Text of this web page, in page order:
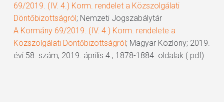
69/2019. (IV. 4.) Korm. rendelet a Közszolgálati
Döntőbizottságról; Nemzeti Jogszabálytár
A Kormány 69/2019. (IV. 4.) Korm. rendelete a
Közszolgálati Döntőbizottságról; Magyar Közlöny; 2019.
évi 58. szám; 2019. április 4.; 1878-1884. oldalak (.pdf)